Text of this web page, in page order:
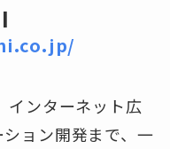
インターネット広
ョン開発まで、一